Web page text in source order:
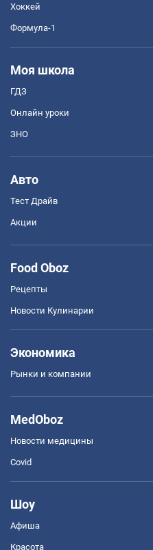
Хоккей
Формула-1
Моя школа
ГДЗ
Онлайн уроки
ЗНО
Авто
Тест Драйв
Акции
Food Oboz
Рецепты
Новости Кулинарии
Экономика
Рынки и компании
MedOboz
Новости медицины
Covid
Шоу
Афиша
Красота